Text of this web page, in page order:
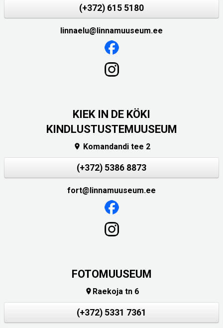
(+372) 615 5180
linnaelu@linnamuuseum.ee
KIEK IN DE KÖKI
KINDLUSTUSTEMUUSEUM
 Komandandi tee 2
(+372) 5386 8873
fort@linnamuuseum.ee
FOTOMUUSEUM
 Raekoja tn 6
(+372) 5331 7361